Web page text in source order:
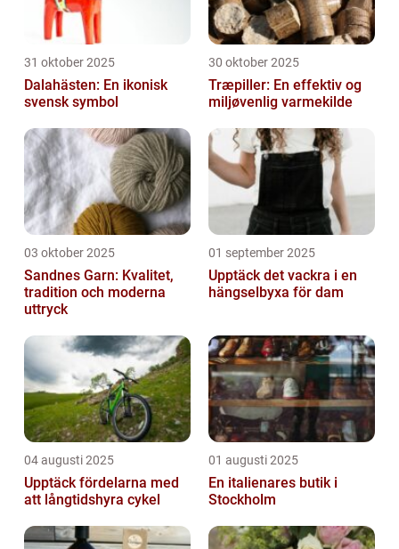
31 oktober 2025
Dalahästen: En ikonisk
svensk symbol
30 oktober 2025
Træpiller: En effektiv og
miljøvenlig varmekilde
03 oktober 2025
Sandnes Garn: Kvalitet,
tradition och moderna
uttryck
01 september 2025
Upptäck det vackra i en
hängselbyxa för dam
04 augusti 2025
Upptäck fördelarna med
att långtidshyra cykel
01 augusti 2025
En italienares butik i
Stockholm